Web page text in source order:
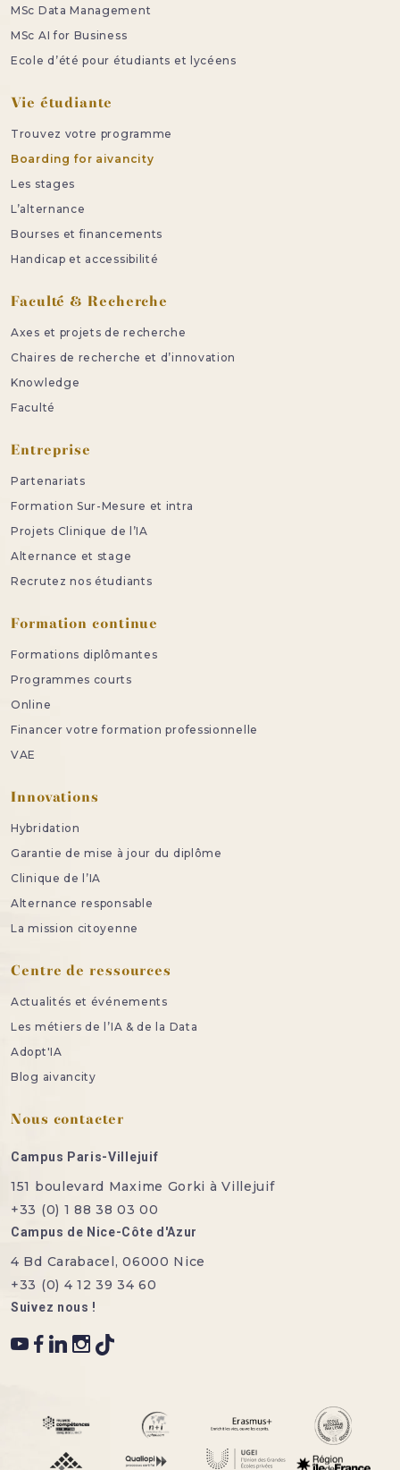
MSc Data Management
MSc AI for Business
Ecole d’été pour étudiants et lycéens
Vie étudiante
Trouvez votre programme
Boarding for aivancity
Les stages
L’alternance
Bourses et financements
Handicap et accessibilité
Faculté & Recherche
Axes et projets de recherche
Chaires de recherche et d’innovation
Knowledge
Faculté
Entreprise
Partenariats
Formation Sur-Mesure et intra
Projets Clinique de l’IA
Alternance et stage
Recrutez nos étudiants
Formation continue
Formations diplômantes
Programmes courts
Online
Financer votre formation professionnelle
VAE
Innovations
Hybridation
Garantie de mise à jour du diplôme
Clinique de l’IA
Alternance responsable
La mission citoyenne
Centre de ressources
Actualités et événements
Les métiers de l’IA & de la Data
Adopt'IA
Blog aivancity
Nous contacter
Campus Paris-Villejuif
151 boulevard Maxime Gorki à Villejuif
+33 (0) 1 88 38 03 00
Campus de Nice-Côte d'Azur
4 Bd Carabacel, 06000 Nice
+33 (0) 4 12 39 34 60
Suivez nous !